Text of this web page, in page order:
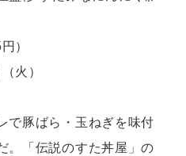
）
火）
で豚ばら・玉ねぎを味付
。「伝説のすた丼屋」の